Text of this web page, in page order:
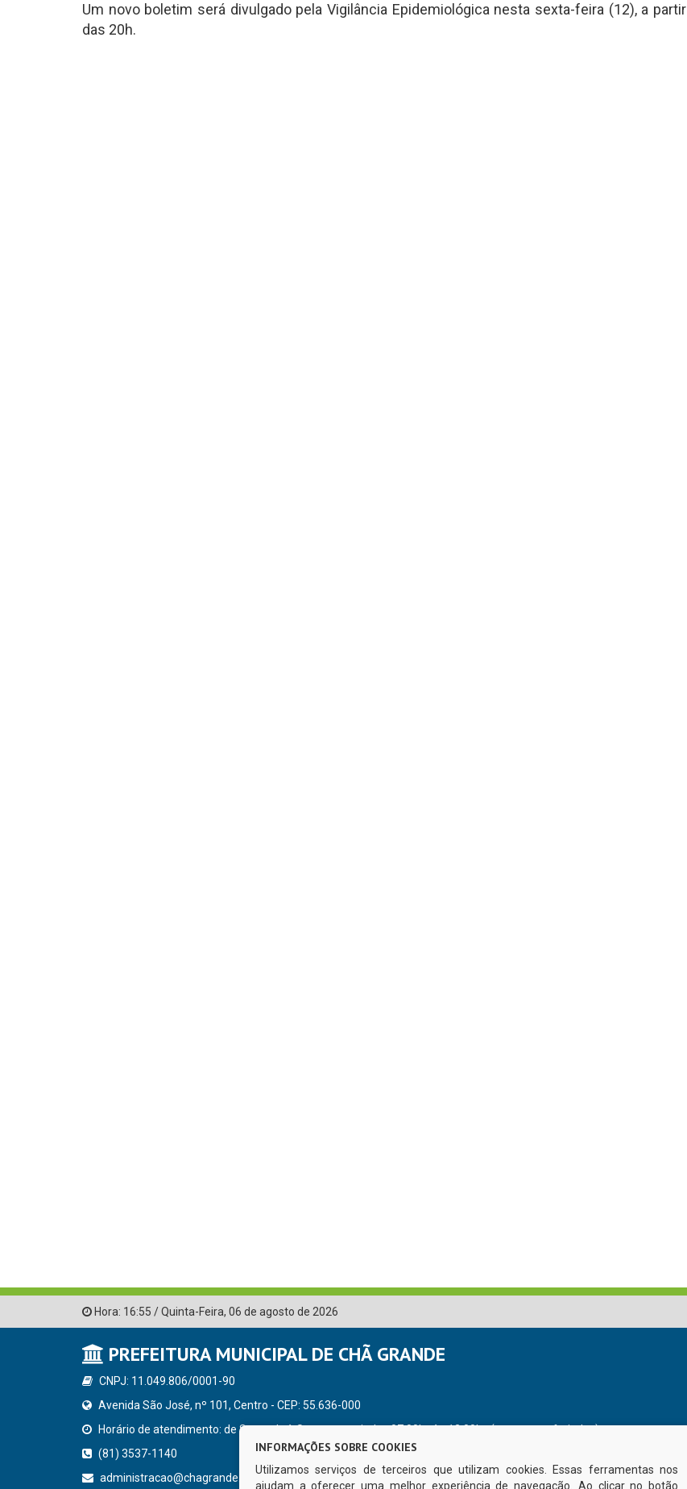
Um novo boletim será divulgado pela Vigilância Epidemiológica nesta sexta-feira (12), a partir
das 20h.
Hora: 16:55 /Quinta-Feira, 06 de agosto de 2026
PREFEITURA MUNICIPAL DE CHÃ GRANDE
CNPJ: 11.049.806/0001-90
Avenida São José, nº 101, Centro - CEP: 55.636-000
Horário de atendimento: de Segunda à Sexta, a partir das 07:00hs às 13:00hs (exceto nos feriados)
(81) 3537-1140
administracao@chagrande.pe.gov.br
INFORMAÇÕES SOBRE COOKIES
Utilizamos serviços de terceiros que utilizam cookies. Essas ferramentas nos
ajudam a oferecer uma melhor experiência de navegação. Ao clicar no botão